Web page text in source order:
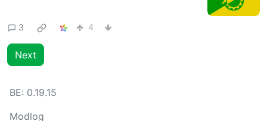
3 4
Next
BE: 0.19.15
Modlog